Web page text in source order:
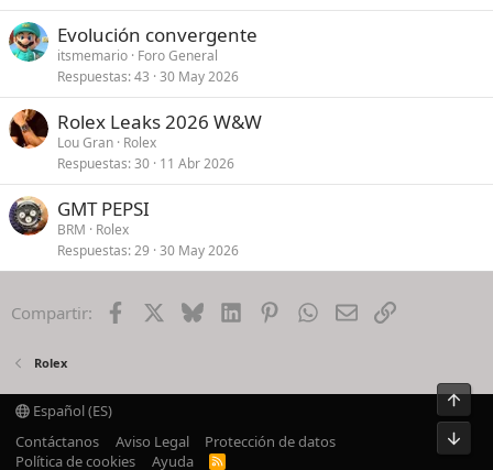
Evolución convergente
itsmemario Foro General
Respuestas 43 30 May 2026
Rolex Leaks 2026 W&W
Lou Gran Rolex
Respuestas 30 11 Abr 2026
GMT PEPSI
BRM
Rolex
Respuestas 29 30 May 2026
Compartir: Facebook BlueskyLinkedInPinterestWhatsApp
EmailEnlace
Rolex
Español (ES)
Contáctanos
Aviso Legal
Protección de datos
Política de cookies
Ayuda
R